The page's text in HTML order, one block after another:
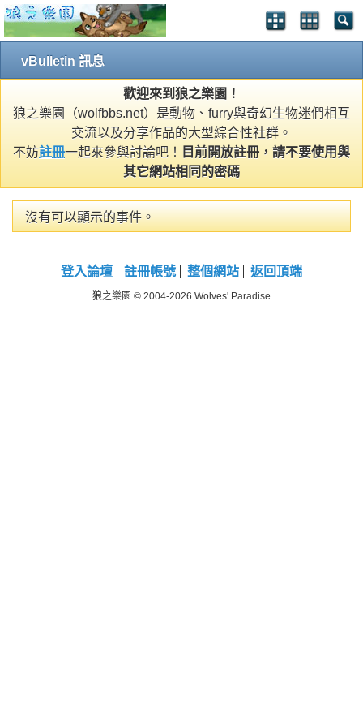
vBulletin 訊息
歡迎來到狼之樂園！
狼之樂園（wolfbbs.net）是動物、furry與奇幻生物迷們相互
交流以及分享作品的大型綜合性社群。
不妨註冊一起來參與討論吧！
目前開放註冊，請不要使用與
其它網站相同的密碼
沒有可以顯示的事件。
登入論壇 註冊帳號 整個網站 返回頂端
狼之樂園 © 2004-2026 Wolves' Paradise